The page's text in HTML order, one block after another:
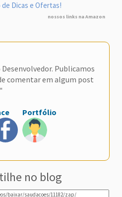
de Dicas e Ofertas!
nossos links na Amazon
Desenvolvedor. Publicamos
comentar em algum post
Portfólio
no blog